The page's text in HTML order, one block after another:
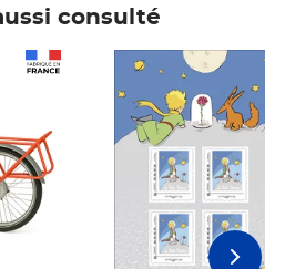
consulté
Prix 7,50€